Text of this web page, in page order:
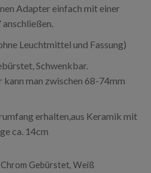
Adapter einfach mit einer
Leuchtmittel und Fassung)
Schwenkbar.
kann man zwischen 68-74mm
erhalten,aus Keramik mit
ca. 14cm
Chrom Gebürstet, Weiß